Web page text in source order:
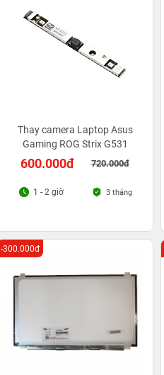
Thay camera Laptop Asus
Gaming ROG Strix G531
600.000đ 720.000đ
1 - 2 giờ 3 tháng
-300.000đ